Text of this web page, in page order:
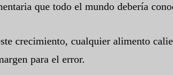
que todo el mundo debería
crecimiento, cualquier alimento
para el error.